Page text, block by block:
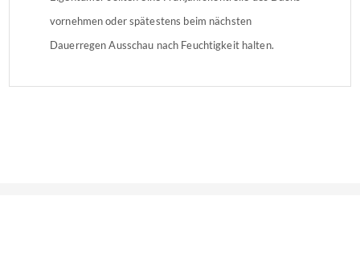
vornehmen oder spätestens beim nächsten
Dauerregen Ausschau nach Feuchtigkeit halten.